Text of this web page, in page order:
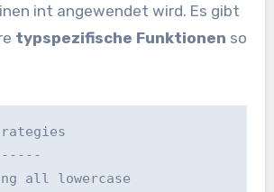
int angewendet wird. Es gibt
typspezifische Funktionen so
all lowercase